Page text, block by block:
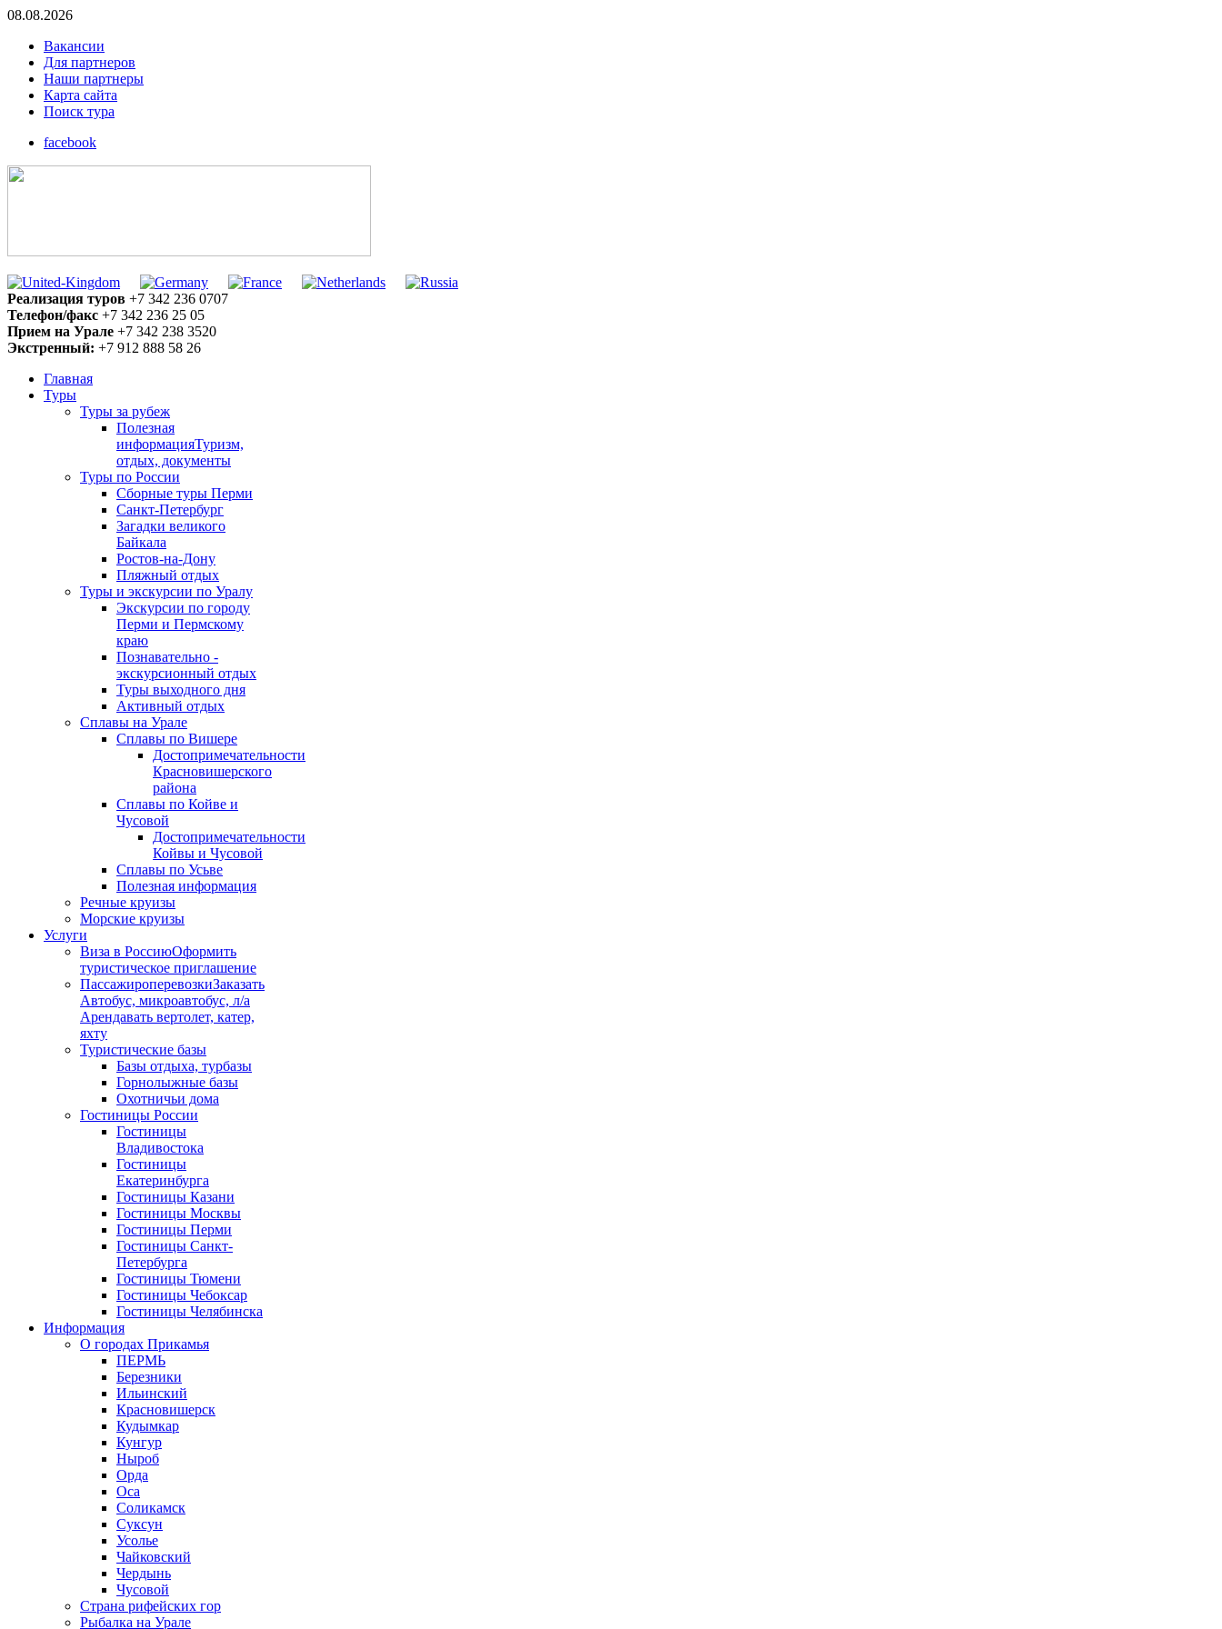
08.08.2026
Вакансии
Для партнеров
Наши партнеры
Карта сайта
Поиск тура
facebook
Реализация туров +7 342 236 0707
Телефон/факс +7 342 236 25 05
Прием на Урале +7 342 238 3520
Экстренный: +7 912 888 58 26
Главная
Туры
Туры за рубеж
Полезная
информацияТуризм,
отдых, документы
Туры по России
Сборные туры Перми
Санкт-Петербург
Загадки великого
Байкала
Ростов-на-Дону
Пляжный отдых
Туры и экскурсии по Уралу
Экскурсии по городу
Перми и Пермскому
краю
Познавательно -
экскурсионный отдых
Туры выходного дня
Активный отдых
Сплавы на Урале
Сплавы по Вишере
Достопримечательности
Красновишерского
района
Сплавы по Койве и
Чусовой
Достопримечательности
Койвы и Чусовой
Сплавы по Усьве
Полезная информация
Речные круизы
Морские круизы
Услуги
Виза в РоссиюОформить
туристическое приглашение
ПассажироперевозкиЗаказать
Автобус, микроавтобус, л/а
Арендавать вертолет, катер,
яхту
Туристические базы
Базы отдыха, турбазы
Горнолыжные базы
Охотничьи дома
Гостиницы России
Гостиницы
Владивостока
Гостиницы
Екатеринбурга
Гостиницы Казани
Гостиницы Москвы
Гостиницы Перми
Гостиницы Санкт-
Петербурга
Гостиницы Тюмени
Гостиницы Чебоксар
Гостиницы Челябинска
Информация
О городах Прикамья
ПЕРМЬ
Березники
Ильинский
Красновишерск
Кудымкар
Кунгур
Ныроб
Орда
Оса
Соликамск
Суксун
Усолье
Чайковский
Чердынь
Чусовой
Страна рифейских гор
Рыбалка на Урале